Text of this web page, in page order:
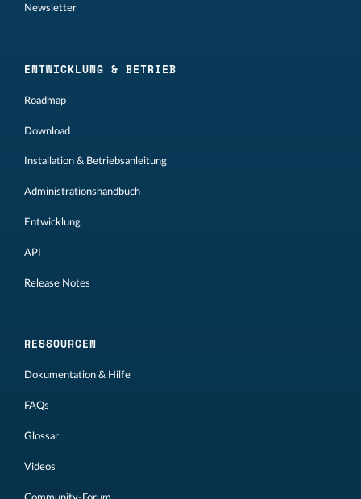
Newsletter
ENTWICKLUNG & BETRIEB
Roadmap
Download
Installation & Betriebsanleitung
Administrationshandbuch
Entwicklung
API
Release Notes
RESSOURCEN
Dokumentation & Hilfe
FAQs
Glossar
Videos